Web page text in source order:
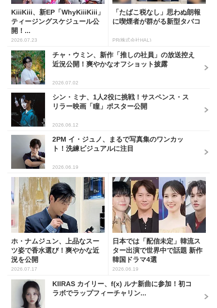
KiiiKiii、新EP「WhyKiiiKiii」
ティージングスケジュール公
開！...
2026.07.23
「たばこ税なし」思わぬ朗報
に喫煙者が群がる新型タバコ
PR(株式会社HAL)
チャ・ウミン、新作「推しの社員」の放送控え
近況公開！爽やかなオフショット披露
2026.07.02
シン・ミナ、1人2役に挑戦！サスペンス・ス
リラー映画「瞳」ポスター公開
2026.06.12
2PM イ・ジュノ、まるで写真集のワンカッ
ト！洗練ビジュアルに注目
2026.06.19
ホ・ナムジュン、上品なスー
ツ姿で香水選び！爽やかな近
況を公開
2026.07.17
日本では「配信未定」韓流ス
ター出演で世界中で話題 新作
韓国ドラマ4選
2026.06.19
KIIRAS カイリー、f(x) ルナ新曲に参加！初コ
ラボでラップフィーチャリン...